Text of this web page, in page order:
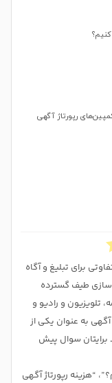
رپورتاژ آگهی
برای تبلیغ و آگاه
طیف گسترده
تلویزیون و رادیو و
به عنوان یکی از
برایتان سوال پیش
“هزینه رپورتاژ آگهی